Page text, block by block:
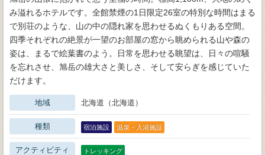
み溢れるホテルです。全館禁煙の1日限定26室の特別な時間はまる
で別荘のような、山の中の隠れ家を思わせるぬくもりある空間。
四季それぞれの絶景が一望のお部屋の窓から眺められる山や森の
姿は、まるで絵葉書のよう。日常を思わせる眺望は、日々の喧騒
を忘れさせ、旭岳の雄大さと美しさ、そして安らぎを感じていた
だけます。
地域 北海道（北海道）
種類 宿泊施設 温泉・入浴施設
アクティビティ トレッキング